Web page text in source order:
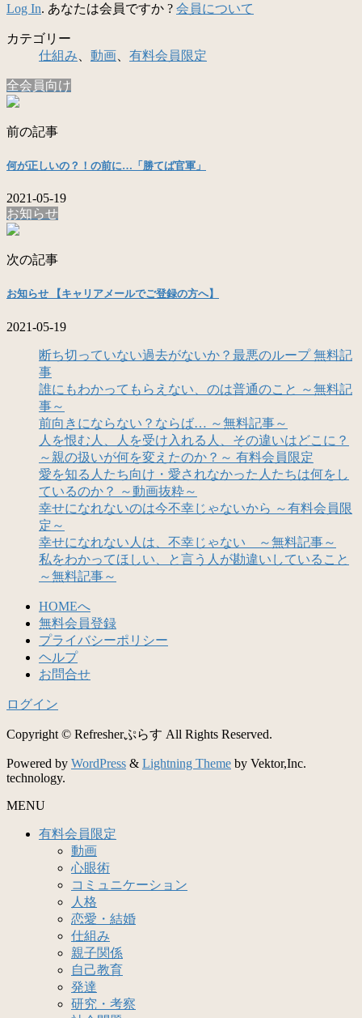
Log In. あなたは会員ですか ? 会員について
カテゴリー
仕組み
動画 有料会員限定
全会員向け
前の記事
何が正しいの？！の前に…「勝てば官軍」
2021-05-19
お知らせ
次の記事
お知らせ 【キャリアメールでご登録の方へ】
2021-05-19
断ち切っていない過去がないか？最悪のループ 無料記
事
誰にもわかってもらえない、のは普通のこと ～無料記
事～
前向きにならない？ならば… ～無料記事～
人を恨む人、人を受け入れる人、その違いはどこに？
～親の扱いが何を変えたのか？～ 有料会員限定
愛を知る人たち向け・愛されなかった人たちは何をし
ているのか？ ～動画抜粋～
幸せになれないのは今不幸じゃないから ～有料会員限
定～
幸せになれない人は、不幸じゃない ～無料記事～
私をわかってほしい、と言う人が勘違いしていること
～無料記事～
HOMEへ
無料会員登録
プライバシーポリシー
ヘルプ
お問合せ
ログイン
Copyright © Refresherぷらす All Rights Reserved.
Powered by WordPress & Lightning Theme by Vektor,Inc.
technology.
MENU
有料会員限定
動画
心眼術
コミュニケーション
人格
恋愛・結婚
仕組み
親子関係
自己教育
発達
研究・考察